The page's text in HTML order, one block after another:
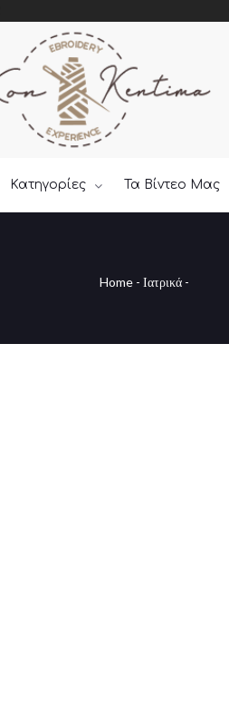
Κατηγορίες Τα Βίντεο Μας
Home- Ιατρικά-